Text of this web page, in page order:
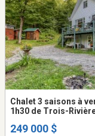
Chalet 3 saisons à
1h30 de Trois-
249 000 $